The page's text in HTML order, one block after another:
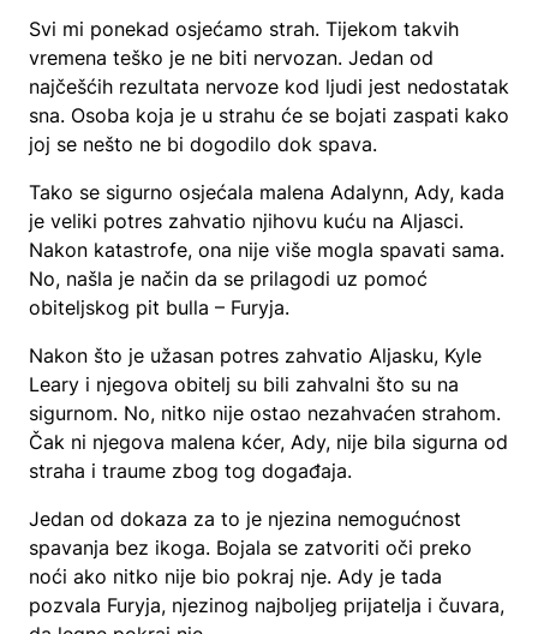
Svi mi ponekad osjećamo strah. Tijekom takvih
vremena teško je ne biti nervozan. Jedan od
najčešćih rezultata nervoze kod ljudi jest nedostatak
sna. Osoba koja je u strahu će se bojati zaspati kako
joj se nešto ne bi dogodilo dok spava.
Tako se sigurno osjećala malena Adalynn, Ady, kada
je veliki potres zahvatio njihovu kuću na Aljasci.
Nakon katastrofe, ona nije više mogla spavati sama.
No, našla je način da se prilagodi uz pomoć
obiteljskog pit bulla – Furyja.
Nakon što je užasan potres zahvatio Aljasku, Kyle
Leary i njegova obitelj su bili zahvalni što su na
sigurnom. No, nitko nije ostao nezahvaćen strahom.
Čak ni njegova malena kćer, Ady, nije bila sigurna od
straha i traume zbog tog događaja.
Jedan od dokaza za to je njezina nemogućnost
spavanja bez ikoga. Bojala se zatvoriti oči preko
noći ako nitko nije bio pokraj nje. Ady je tada
pozvala Furyja, njezinog najboljeg prijatelja i čuvara,